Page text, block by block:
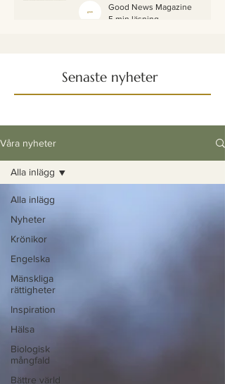
igen
Good News Magazine
5 min läsning
Senaste nyheter
Våra nyheter
Alla inlägg
Nyheter
Krönikor
Engelska
Mänskliga
rättigheter
Inspiration
Hälsa
Biologisk
mångfald
Bättre värld
Alla inlägg